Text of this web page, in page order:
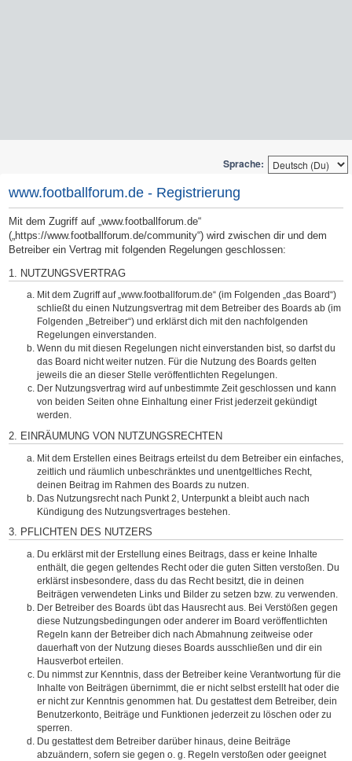
Sprache:
www.footballforum.de - Registrierung
Mit dem Zugriff auf „www.footballforum.de“
(„https://www.footballforum.de/community“) wird zwischen dir und dem
Betreiber ein Vertrag mit folgenden Regelungen geschlossen:
1. NUTZUNGSVERTRAG
Mit dem Zugriff auf „www.footballforum.de“ (im Folgenden „das Board“)
schließt du einen Nutzungsvertrag mit dem Betreiber des Boards ab (im
Folgenden „Betreiber“) und erklärst dich mit den nachfolgenden
Regelungen einverstanden.
Wenn du mit diesen Regelungen nicht einverstanden bist, so darfst du
das Board nicht weiter nutzen. Für die Nutzung des Boards gelten
jeweils die an dieser Stelle veröffentlichten Regelungen.
Der Nutzungsvertrag wird auf unbestimmte Zeit geschlossen und kann
von beiden Seiten ohne Einhaltung einer Frist jederzeit gekündigt
werden.
2. EINRÄUMUNG VON NUTZUNGSRECHTEN
Mit dem Erstellen eines Beitrags erteilst du dem Betreiber ein einfaches,
zeitlich und räumlich unbeschränktes und unentgeltliches Recht,
deinen Beitrag im Rahmen des Boards zu nutzen.
Das Nutzungsrecht nach Punkt 2, Unterpunkt a bleibt auch nach
Kündigung des Nutzungsvertrages bestehen.
3. PFLICHTEN DES NUTZERS
Du erklärst mit der Erstellung eines Beitrags, dass er keine Inhalte
enthält, die gegen geltendes Recht oder die guten Sitten verstoßen. Du
erklärst insbesondere, dass du das Recht besitzt, die in deinen
Beiträgen verwendeten Links und Bilder zu setzen bzw. zu verwenden.
Der Betreiber des Boards übt das Hausrecht aus. Bei Verstößen gegen
diese Nutzungsbedingungen oder anderer im Board veröffentlichten
Regeln kann der Betreiber dich nach Abmahnung zeitweise oder
dauerhaft von der Nutzung dieses Boards ausschließen und dir ein
Hausverbot erteilen.
Du nimmst zur Kenntnis, dass der Betreiber keine Verantwortung für die
Inhalte von Beiträgen übernimmt, die er nicht selbst erstellt hat oder die
er nicht zur Kenntnis genommen hat. Du gestattest dem Betreiber, dein
Benutzerkonto, Beiträge und Funktionen jederzeit zu löschen oder zu
sperren.
Du gestattest dem Betreiber darüber hinaus, deine Beiträge
abzuändern, sofern sie gegen o. g. Regeln verstoßen oder geeignet